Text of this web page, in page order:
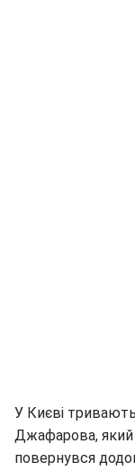
У Києві
Джафарова, який
повернувся